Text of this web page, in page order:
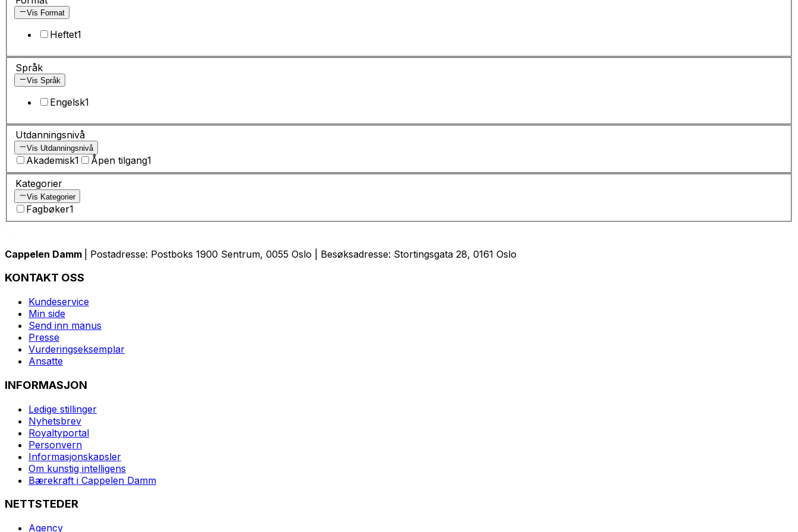
Vis Format
Heftet1
Språk
Vis Språk
Engelsk1
Utdanningsnivå
Vis Utdanningsnivå
Akademisk1 Åpen tilgang1
Kategorier
Vis Kategorier
Fagbøker1
Cappelen Damm | Postadresse: Postboks 1900 Sentrum, 0055 Oslo | Besøksadresse: Stortingsgata 28, 0161 Oslo
KONTAKT OSS
Kundeservice
Min side
Send inn manus
Presse
Vurderingseksemplar
Ansatte
INFORMASJON
Ledige stillinger
Nyhetsbrev
Royaltyportal
Personvern
Informasjonskapsler
Om kunstig intelligens
Bærekraft i Cappelen Damm
NETTSTEDER
Agency